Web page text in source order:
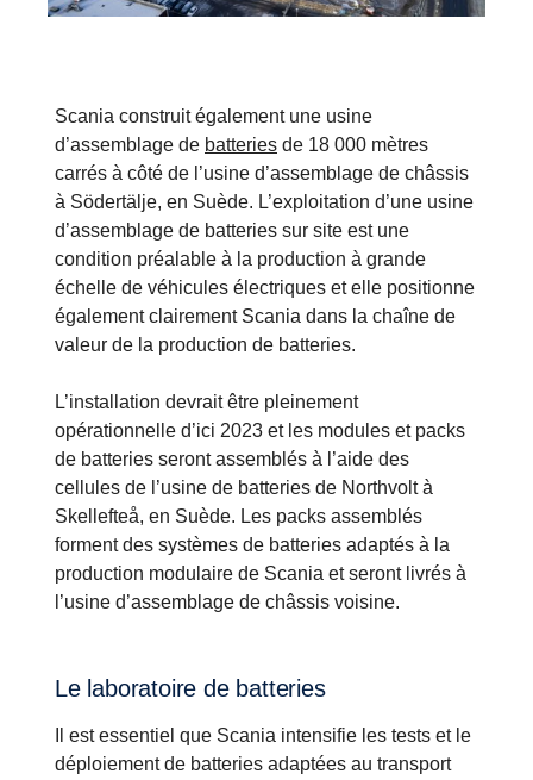
Scania construit également une usine
d’assemblage de batteries de 18 000 mètres
carrés à côté de l’usine d’assemblage de châssis
à Södertälje, en Suède. L’exploitation d’une usine
d’assemblage de batteries sur site est une
condition préalable à la production à grande
échelle de véhicules électriques et elle positionne
également clairement Scania dans la chaîne de
valeur de la production de batteries.
L’installation devrait être pleinement
opérationnelle d’ici 2023 et les modules et packs
de batteries seront assemblés à l’aide des
cellules de l’usine de batteries de Northvolt à
Skellefteå, en Suède. Les packs assemblés
forment des systèmes de batteries adaptés à la
production modulaire de Scania et seront livrés à
l’usine d’assemblage de châssis voisine.
Le laboratoire de batteries
Il est essentiel que Scania intensifie les tests et le
déploiement de batteries adaptées au transport